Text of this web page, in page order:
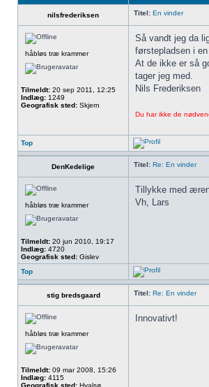
nilsfrederiksen Titel: En vinder
håbløs træ krammer
Tilmeldt: 20 sep 2011, 12:25
Indlæg: 1249
Geografisk sted: Skjern
Så vandt jeg da
førstepladsen i en
At de ikke er så
tager jeg med.
Nils Frederiksen
Du har ikke de
Top
DenKedelige Titel: Re: En vinder
håbløs træ krammer
Tilmeldt: 20 jun 2010, 19:17
Indlæg: 4720
Geografisk sted: Gislev
Tillykke med
Vh, Lars
Top
stig bredsgaard Titel: Re: En vinder
håbløs træ krammer
Tilmeldt: 09 mar 2008, 15:26
Indlæg: 4115
Geografisk sted: Hvalsø
Innovativt!